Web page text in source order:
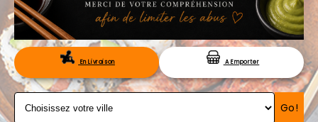
C.G.V
RÉSERVATIONEn Livraison A Emporter
Go!